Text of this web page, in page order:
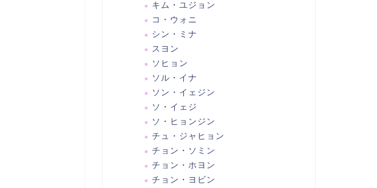
キム・ユジョン
コ・ウォニ
シン・ミナ
スヨン
ソヒョン
ソル・イナ
ソン・イェジン
ソ・イェジ
ソ・ヒョンジン
チュ・ジャヒョン
チョン・ソミン
チョン・ホヨン
チョン・ヨビン